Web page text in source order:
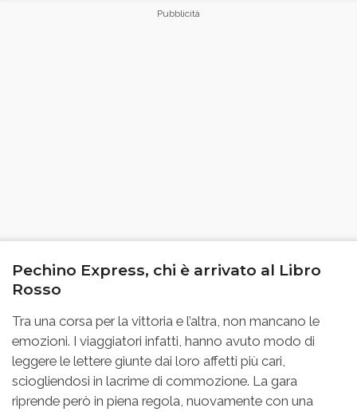
Pechino Express, chi è arrivato al Libro
Rosso
Tra una corsa per la vittoria e l’altra, non mancano le
emozioni. I viaggiatori infatti, hanno avuto modo di
leggere le lettere giunte dai loro affetti più cari,
sciogliendosi in lacrime di commozione. La gara
riprende però in piena regola, nuovamente con una